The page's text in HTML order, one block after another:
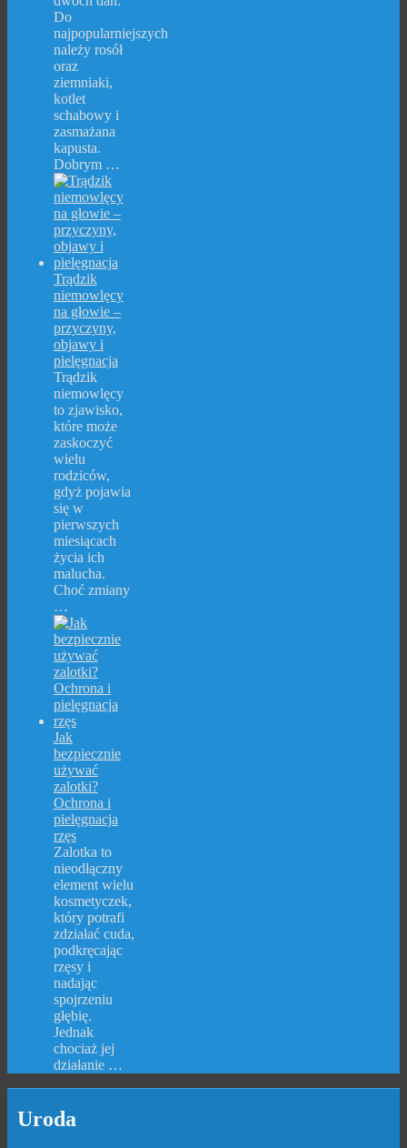
Do
najpopularniejszych
należy rosół
oraz
ziemniaki,
kotlet
schabowy i
zasmażana
kapusta.
Dobrym …
Trądzik
niemowlęcy
na głowie –
przyczyny,
objawy i
pielęgnacja
Trądzik
niemowlęcy
to zjawisko,
które może
zaskoczyć
wielu
rodziców,
gdyż pojawia
się w
pierwszych
miesiącach
życia ich
malucha.
Choć zmiany
…
Jak
bezpiecznie
używać
zalotki?
Ochrona i
pielęgnacja
rzęs
Zalotka to
nieodłączny
element wielu
kosmetyczek,
który potrafi
zdziałać cuda,
podkręcając
rzęsy i
nadając
spojrzeniu
głębię.
Jednak
chociaż jej
działanie …
Uroda